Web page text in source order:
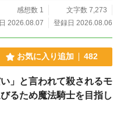
感想数 1
文字数 7,273
2026.08.07
登録日 2026.08.06
お気に入り追加 482
」と言われて殺されるモ
るため魔法騎士を目指し